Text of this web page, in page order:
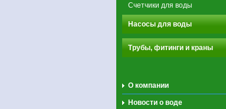
Счетчики для воды
Насосы для воды
Трубы, фитинги и краны
О компании
Новости о воде